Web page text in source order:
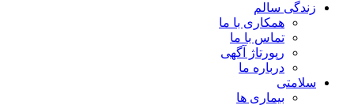
زندگی سالم
همکاری با ما
تماس با ما
رپورتاژ آگهی
درباره ما
سلامتی
بیماری ها